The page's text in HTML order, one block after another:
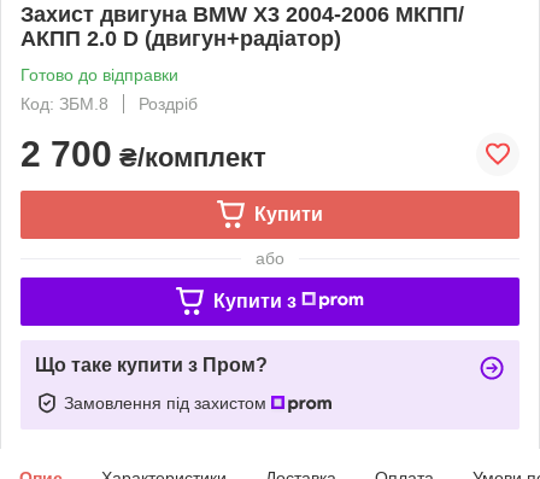
Захист двигуна BMW X3 2004-2006 МКПП/
АКПП 2.0 D (двигун+радіатор)
Готово до відправки
Код: ЗБМ.8
Роздріб
2 700 ₴/комплект
Купити
або
Купити з
Що таке купити з Пром?
Замовлення під захистом